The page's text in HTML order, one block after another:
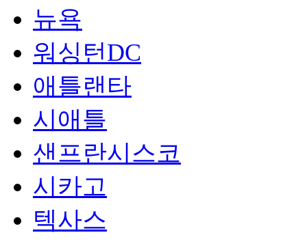
뉴욕
워싱턴DC
애틀랜타
시애틀
샌프란시스코
시카고
텍사스